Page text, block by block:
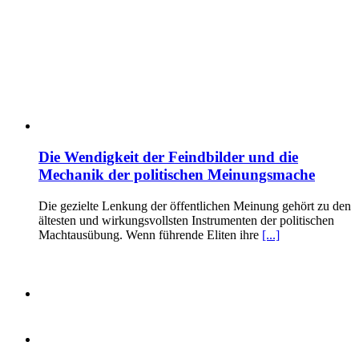
Die Wendigkeit der Feindbilder und die
Mechanik der politischen Meinungsmache
Die gezielte Lenkung der öffentlichen Meinung gehört zu den
ältesten und wirkungsvollsten Instrumenten der politischen
Machtausübung. Wenn führende Eliten ihre [...]